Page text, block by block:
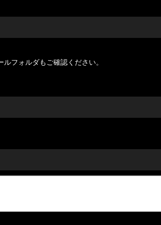
フォルダもご確認ください。